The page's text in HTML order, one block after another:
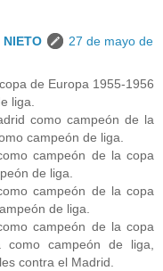
27 de mayo de
de Europa 1955-1956
liga.
como campeón de la
campeón de liga.
campeón de la copa
de liga.
campeón de la copa
de liga.
campeón de la copa
campeón de liga,
contra el Madrid.